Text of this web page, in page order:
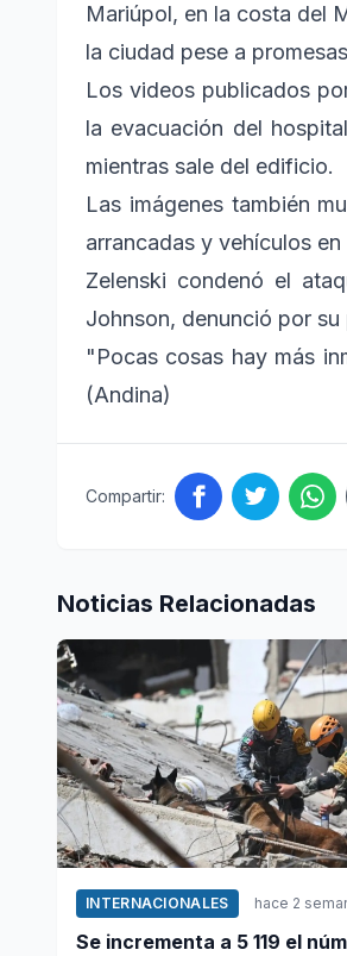
Mariúpol, en la costa del
la ciudad pese a
Los videos publicados
la evacuación del
mientras sale del edificio.
Las imágenes también
arrancadas y vehículos en
Zelenski condenó el
Johnson, denunció por
"Pocas cosas hay más
(Andina)
Compartir:
Noticias Relacionadas
INTERNACIONALES hace 2
Se incrementa a 5 119 el